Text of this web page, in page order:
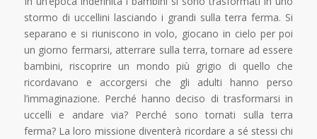
stormo di uccellini lasciando i grandi sulla terra ferma. Si
separano e si riuniscono in volo, giocano in cielo per poi
un giorno fermarsi, atterrare sulla terra, tornare ad essere
bambini, riscoprire un mondo più grigio di quello che
ricordavano e accorgersi che gli adulti hanno perso
l’immaginazione. Perché hanno deciso di trasformarsi in
uccelli e andare via? Perché sono tornati sulla terra
ferma? La loro missione diventerà ricordare a sé stessi chi